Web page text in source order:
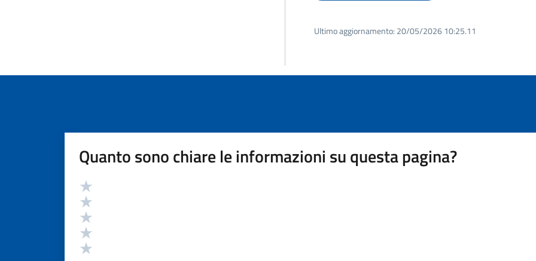
Ultimo aggiornamento: 20/05/2026 10:25.11
Quanto sono chiare le informazioni su questa pagina?
Valutazione